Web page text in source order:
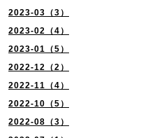
2023-03（3）
2023-02（4）
2023-01（5）
2022-12（2）
2022-11（4）
2022-10（5）
2022-08（3）